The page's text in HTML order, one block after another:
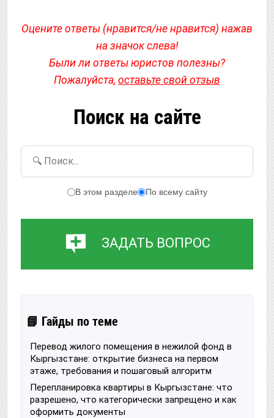
Оцените ответы (нравится/не нравится) нажав
на значок слева!
Были ли ответы юристов полезны?
Пожалуйста, оставьте свой отзыв
Поиск на сайте
🔍 Поиск...
В этом разделе По всему сайту
ЗАДАТЬ ВОПРОС
📘 Гайды по теме
Перевод жилого помещения в нежилой фонд в
Кыргызстане: открытие бизнеса на первом
этаже, требования и пошаговый алгоритм
Перепланировка квартиры в Кыргызстане: что
разрешено, что категорически запрещено и как
оформить документы